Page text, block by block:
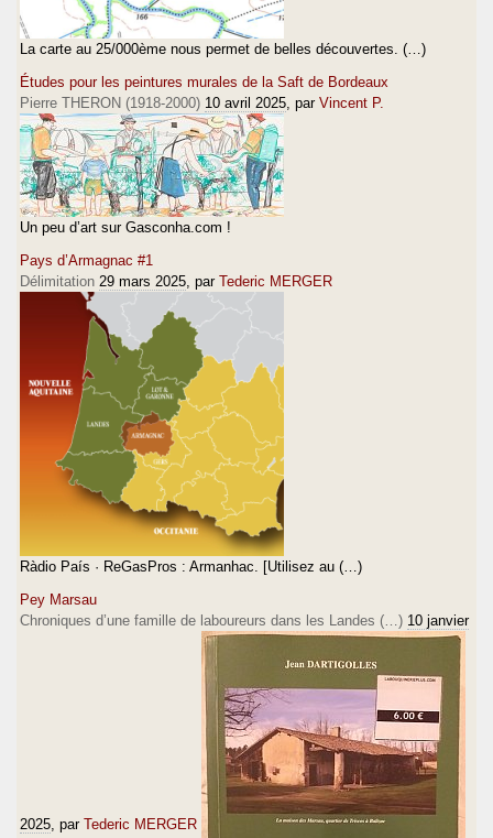
La carte au 25/000ème nous permet de belles découvertes. (…)
Études pour les peintures murales de la Saft de Bordeaux
Pierre THERON (1918-2000) 10 avril 2025 , par Vincent P.
Un peu d’art sur Gasconha.com !
Pays d’Armagnac #1
Délimitation 29 mars 2025 , par Tederic MERGER
Ràdio País · ReGasPros : Armanhac. [Utilisez au (…)
Pey Marsau
Chroniques d’une famille de laboureurs dans les Landes (…) 10 janvier
2025 , par Tederic MERGER